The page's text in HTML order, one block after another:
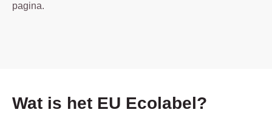
pagina.
Wat is het EU Ecolabel?